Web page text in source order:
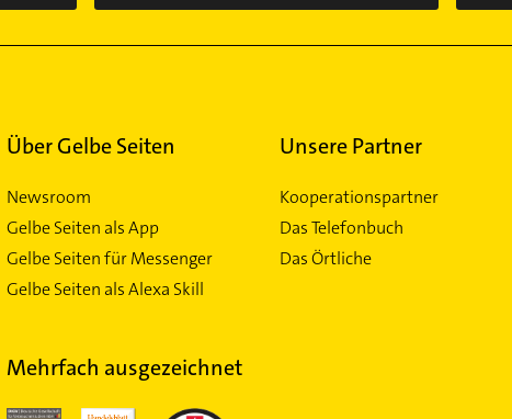
Über Gelbe Seiten
Newsroom
Gelbe Seiten als App
Gelbe Seiten für Messenger
Gelbe Seiten als Alexa Skill
Unsere Partner
Kooperationspartner
Das Telefonbuch
Das Örtliche
Mehrfach ausgezeichnet